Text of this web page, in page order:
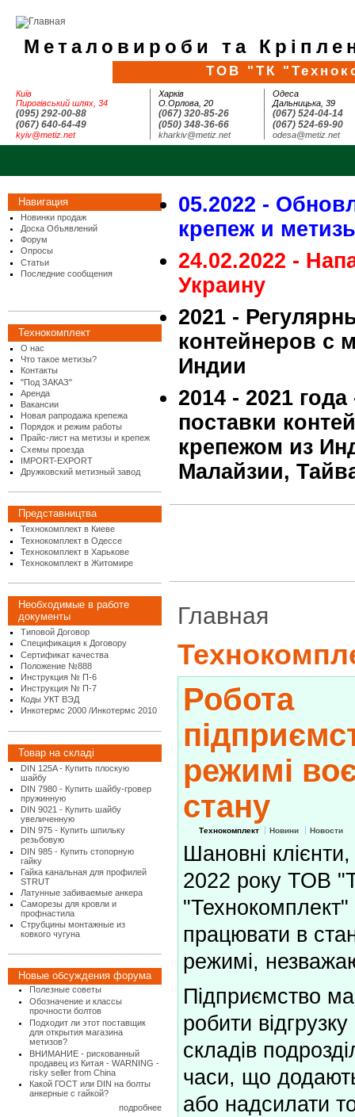
Металовироби та
ТОВ "ТК
Київ
Пирогівський шлях, 34
(095) 292-00-88
(067) 640-64-49
kyiv@metiz.net
Харків
О.Орлова, 20
(067) 320-85-26
(050) 348-36-66
kharkiv@metiz.net
Одеса
Дальницька, 39
(067) 524-04-14
(067) 524-69-90
odesa@metiz.net
Навигация
Новинки продаж
Доска Объявлений
Форум
Опросы
Статьи
Последние сообщения
Технокомплект
О нас
Что такое метизы?
Контакты
"Под ЗАКАЗ"
Аренда
Вакансии
Новая рапродажа крепежа
Порядок и режим работы
Прайс-лист на метизы и крепеж
Схемы проезда
IMPORT-EXPORT
Дружковский метизный завод
Представництва
Технокомплект в Киеве
Технокомплект в Одессе
Технокомплект в Харькове
Технокомплект в Житомире
Необходимые в работе
документы
Типовой Договор
Спецификация к Договору
Сертификат качества
Положение №888
Инструкция № П-6
Инструкция № П-7
Коды УКТ ВЭД
Инкотермс 2000 /Инкотермс 2010
Товар на складі
DIN 125A - Купить плоскую
шайбу
DIN 7980 - Купить шайбу-гровер
пружинную
DIN 9021 - Купить шайбу
увеличенную
DIN 975 - Купить шпильку
резьбовую
DIN 985 - Купить стопорную
гайку
Гайка канальная для профилей
STRUT
Латунные забиваемые анкера
Саморезы для кровли и
профнастила
Струбцины монтажные из
ковкого чугуна
Новые обсуждения форума
Полезные советы
Обозначение и классы
прочности болтов
Подходит ли этот поставщик
для открытия магазина
метизов?
ВНИМАНИЕ - рискованный
продавец из Китая - WARNING -
risky seller from China
Какой ГОСТ или DIN на болты
анкерные с гайкой?
подробнее
05.2022 -
крепеж и
24.02.2022 -
Украину
2021 -
контейнеров с
Индии
2014 - 2021
поставки
крепежом из
Малайзии,
Главная
Робота
режимі
стану
Технокомплект Новини Новости
Шановні
2022 року ТОВ
працювати в
режимі,
Підприємство
робити
складів
часи, що
або надсилати